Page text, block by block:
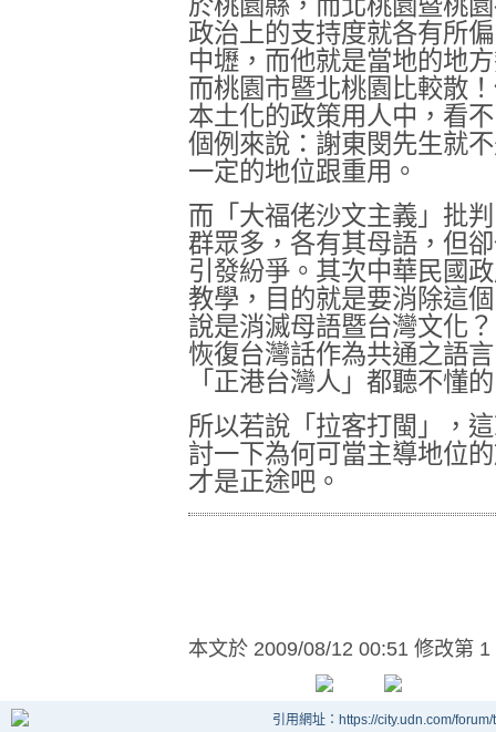
政治上的支持度就各有所
中壢，而他就是當地的地
而桃園市暨北桃園比較散
本土化的政策用人中，看
個例來說：謝東閔先生就
一定的地位跟重用。
而「大福佬沙文主義」批
群眾多，各有其母語，但
引發紛爭。其次中華民國
教學，目的就是要消除這
說是消滅母語暨台灣文化
恢復台灣話作為共通之語
「正港台灣人」都聽不懂
所以若說「拉客打閩」，
討一下為何可當主導地位
才是正途吧。
本文於 2009/08/12 00:51 修改第 1
引用網址：https://city.udn.com/